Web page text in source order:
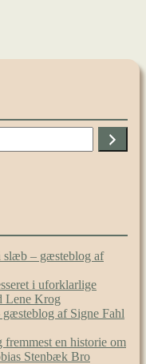
slæb – gæsteblog af
i uforklarlige
Lene Krog
af Signe Fahl
fremmest en historie om
Stenbæk Bro